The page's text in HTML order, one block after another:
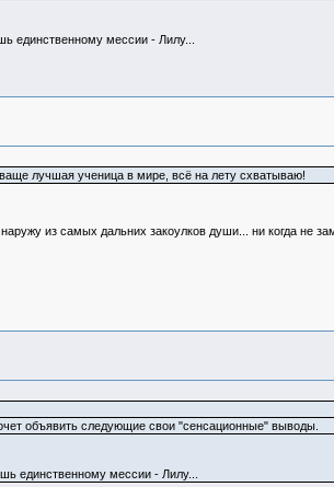
единственному мессии - Лилу...
лучшая ученица в мире, всё на лету схватываю!
из самых дальних закоулков души... ни когда не
объявить следующие свои "сенсационные" выводы.
единственному мессии - Лилу...